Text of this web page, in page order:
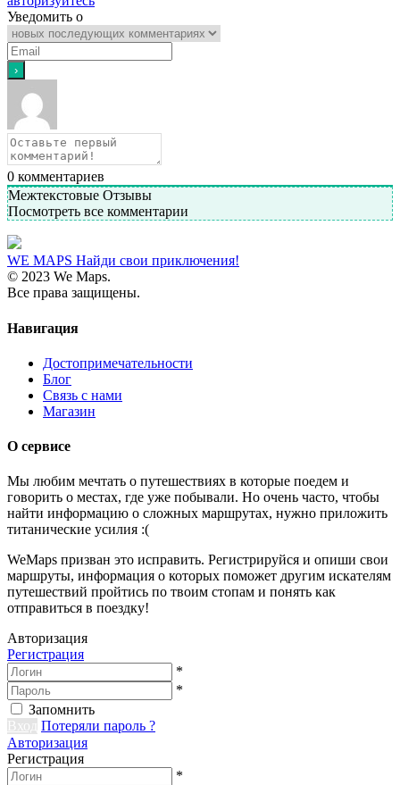
Уведомить о
0 комментариев
Межтекстовые Отзывы
Посмотреть все комментарии
WE MAPS Найди свои приключения!
© 2023 We Maps.
Все права защищены.
Навигация
Достопримечательности
Блог
Связь с нами
Магазин
О сервисе
Мы любим мечтать о путешествиях в которые поедем и
говорить о местах, где уже побывали. Но очень часто, чтобы
найти информацию о сложных маршрутах, нужно приложить
титанические усилия :(
WeMaps призван это исправить. Регистрируйся и опиши свои
маршруты, информация о которых поможет другим искателям
путешествий пройтись по твоим стопам и понять как
отправиться в поездку!
Авторизация
Регистрация
*
*
Запомнить
Вход Потеряли пароль ?
Авторизация
Регистрация
*